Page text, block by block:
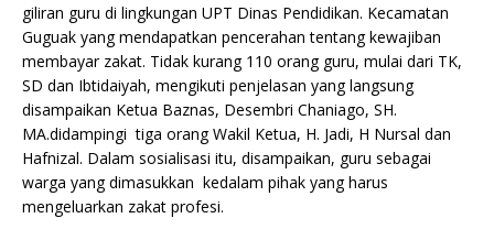
giliran guru di lingkungan UPT Dinas Pendidikan. Kecamatan
Guguak yang mendapatkan pencerahan tentang kewajiban
membayar zakat. Tidak kurang 110 orang guru, mulai dari TK,
SD dan Ibtidaiyah, mengikuti penjelasan yang langsung
disampaikan Ketua Baznas, Desembri Chaniago, SH.
MA.didampingi tiga orang Wakil Ketua, H. Jadi, H Nursal dan
Hafnizal. Dalam sosialisasi itu, disampaikan, guru sebagai
warga yang dimasukkan kedalam pihak yang harus
mengeluarkan zakat profesi.